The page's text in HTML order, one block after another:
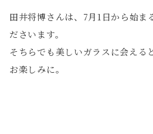
田井将博さんは、7月1日から始ま
ださいます。
そちらでも美しいガラスに会える
お楽しみに。